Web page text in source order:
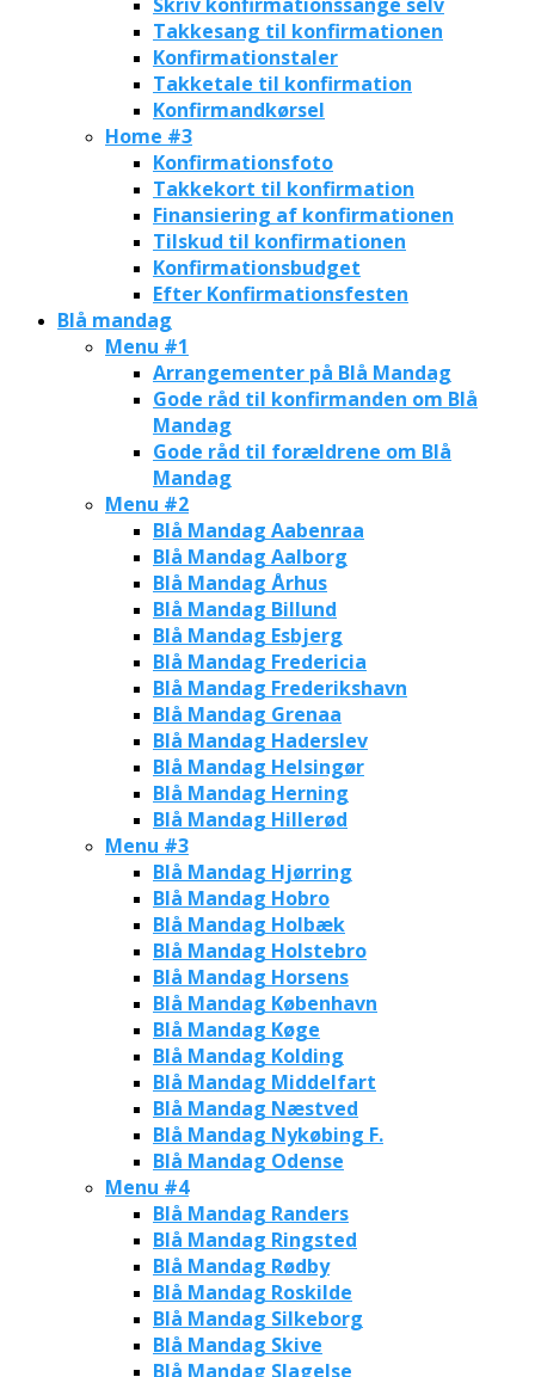
Takkesang til konfirmationen
Konfirmationstaler
Takketale til konfirmation
Konfirmandkørsel
Home #3
Konfirmationsfoto
Takkekort til konfirmation
Finansiering af konfirmationen
Tilskud til konfirmationen
Konfirmationsbudget
Efter Konfirmationsfesten
Blå mandag
Menu #1
Arrangementer på Blå Mandag
Gode råd til konfirmanden om Blå
Mandag
Gode råd til forældrene om Blå
Mandag
Menu #2
Blå Mandag Aabenraa
Blå Mandag Aalborg
Blå Mandag Århus
Blå Mandag Billund
Blå Mandag Esbjerg
Blå Mandag Fredericia
Blå Mandag Frederikshavn
Blå Mandag Grenaa
Blå Mandag Haderslev
Blå Mandag Helsingør
Blå Mandag Herning
Blå Mandag Hillerød
Menu #3
Blå Mandag Hjørring
Blå Mandag Hobro
Blå Mandag Holbæk
Blå Mandag Holstebro
Blå Mandag Horsens
Blå Mandag København
Blå Mandag Køge
Blå Mandag Kolding
Blå Mandag Middelfart
Blå Mandag Næstved
Blå Mandag Nykøbing F.
Blå Mandag Odense
Menu #4
Blå Mandag Randers
Blå Mandag Ringsted
Blå Mandag Rødby
Blå Mandag Roskilde
Blå Mandag Silkeborg
Blå Mandag Skive
Blå Mandag Slagelse